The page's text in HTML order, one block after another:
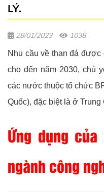
LÝ.
28/01/2023 1038
Nhu cầu về than đá
cho đến năm 2030, chủ
các nước thuộc tổ chức
Quốc), đặc biệt là ở Trung
Ứng dụng
ngành công